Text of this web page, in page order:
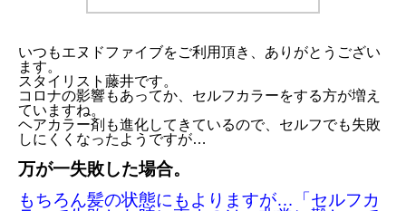
いつもエヌドファイブをご利用頂き、ありがとうござい
ます。
スタイリスト藤井です。
コロナの影響もあってか、セルフカラーをする方が増え
ていますね。
ヘアカラー剤も進化してきているので、セルフでも失敗
しにくくなったようですが…
万が一失敗した場合。
もちろん髪の状態にもよりますが… 「セルフカ